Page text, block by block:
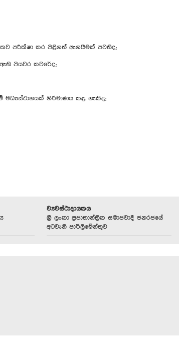
පරීක්ෂා කර පිළිගත් ඇගයීමක් පවතීද;
පියවර කවරේද;
මධ්‍යස්ථානයක් නිර්මාණය කළ හැකිද;
ව්‍යවස්ථාදායකය
ශ්‍රී ලංකා ප්‍රජාතාන්ත්‍රික සමාජවාදී ජනරජයේ
අටවැනි පාර්ලිමේන්තුව